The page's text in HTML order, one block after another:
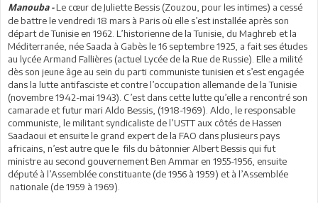
Manouba -Le cœur de Juliette Bessis (Zouzou, pour les intimes) a cessé
de battre le vendredi 18 mars à Paris où elle s’est installée après son
départ de Tunisie en 1962. L’historienne de la Tunisie, du Maghreb et la
Méditerranée, née Saada à Gabès le 16 septembre 1925, a fait ses études
au lycée Armand Fallières (actuel Lycée de la Rue de Russie). Elle a milité
dès son jeune âge au sein du parti communiste tunisien et s’est engagée
dans la lutte antifasciste et contre l’occupation allemande de la Tunisie
(novembre 1942-mai 1943). C’est dans cette lutte qu’elle a rencontré son
camarade et futur mari Aldo Bessis, (1918-1969). Aldo, le responsable
communiste, le militant syndicaliste de l’USTT aux côtés de Hassen
Saadaoui et ensuite le grand expert de la FAO dans plusieurs pays
africains, n’est autre que le fils du bâtonnier Albert Bessis qui fut
ministre au second gouvernement Ben Ammar en 1955-1956, ensuite
député à l’Assemblée constituante (de 1956 à 1959) et à l’Assemblée
nationale (de 1959 à 1969).